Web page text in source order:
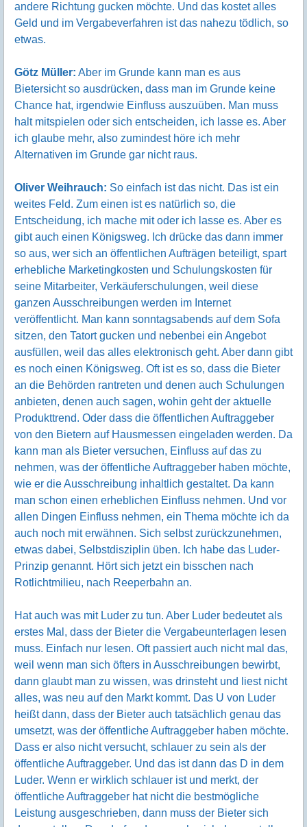
andere Richtung gucken möchte. Und das kostet alles
Geld und im Vergabeverfahren ist das nahezu tödlich, so
etwas.
Götz Müller: Aber im Grunde kann man es aus
Bietersicht so ausdrücken, dass man im Grunde keine
Chance hat, irgendwie Einfluss auszuüben. Man muss
halt mitspielen oder sich entscheiden, ich lasse es. Aber
ich glaube mehr, also zumindest höre ich mehr
Alternativen im Grunde gar nicht raus.
Oliver Weihrauch: So einfach ist das nicht. Das ist ein
weites Feld. Zum einen ist es natürlich so, die
Entscheidung, ich mache mit oder ich lasse es. Aber es
gibt auch einen Königsweg. Ich drücke das dann immer
so aus, wer sich an öffentlichen Aufträgen beteiligt, spart
erhebliche Marketingkosten und Schulungskosten für
seine Mitarbeiter, Verkäuferschulungen, weil diese
ganzen Ausschreibungen werden im Internet
veröffentlicht. Man kann sonntagsabends auf dem Sofa
sitzen, den Tatort gucken und nebenbei ein Angebot
ausfüllen, weil das alles elektronisch geht. Aber dann gibt
es noch einen Königsweg. Oft ist es so, dass die Bieter
an die Behörden rantreten und denen auch Schulungen
anbieten, denen auch sagen, wohin geht der aktuelle
Produkttrend. Oder dass die öffentlichen Auftraggeber
von den Bietern auf Hausmessen eingeladen werden. Da
kann man als Bieter versuchen, Einfluss auf das zu
nehmen, was der öffentliche Auftraggeber haben möchte,
wie er die Ausschreibung inhaltlich gestaltet. Da kann
man schon einen erheblichen Einfluss nehmen. Und vor
allen Dingen Einfluss nehmen, ein Thema möchte ich da
auch noch mit erwähnen. Sich selbst zurückzunehmen,
etwas dabei, Selbstdisziplin üben. Ich habe das Luder-
Prinzip genannt. Hört sich jetzt ein bisschen nach
Rotlichtmilieu, nach Reeperbahn an.
Hat auch was mit Luder zu tun. Aber Luder bedeutet als
erstes Mal, dass der Bieter die Vergabeunterlagen lesen
muss. Einfach nur lesen. Oft passiert auch nicht mal das,
weil wenn man sich öfters in Ausschreibungen bewirbt,
dann glaubt man zu wissen, was drinsteht und liest nicht
alles, was neu auf den Markt kommt. Das U von Luder
heißt dann, dass der Bieter auch tatsächlich genau das
umsetzt, was der öffentliche Auftraggeber haben möchte.
Dass er also nicht versucht, schlauer zu sein als der
öffentliche Auftraggeber. Und das ist dann das D in dem
Luder. Wenn er wirklich schlauer ist und merkt, der
öffentliche Auftraggeber hat nicht die bestmögliche
Leistung ausgeschrieben, dann muss der Bieter sich